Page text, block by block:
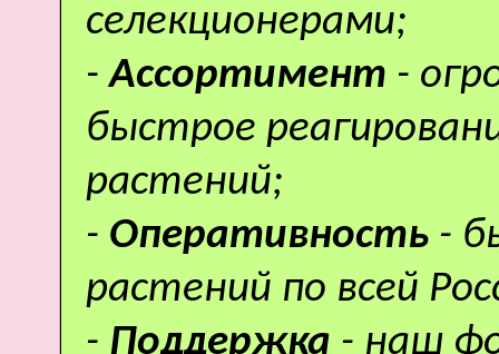
селекционерами;
-Ассортимент -
быстрое
растений;
- Оперативность -
растений по всей
- Поддержка - наш